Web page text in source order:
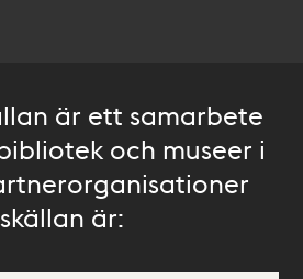
är ett samarbete
och museer i
är: